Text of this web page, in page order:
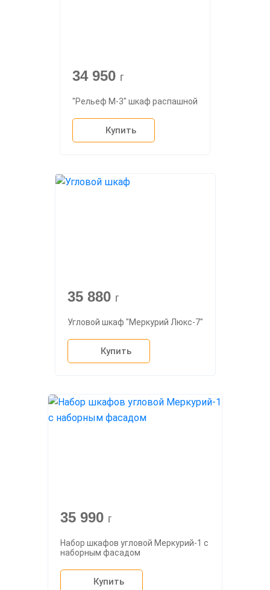
34 950 г
"Рельеф М-3" шкаф распашной
Купить
35 880 г
Угловой шкаф "Меркурий Люкс-7"
Купить
35 990 г
Набор шкафов угловой Меркурий-1 с
наборным фасадом
Купить